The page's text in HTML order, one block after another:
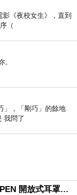
《夜校女生》，直到
（
」，「剛巧」的餘地
我問了
開箱｜JLab Jbuds OPEN 開放式耳罩藍牙耳機 - 設計美學，輕巧、透氣、環境音全物理達成！